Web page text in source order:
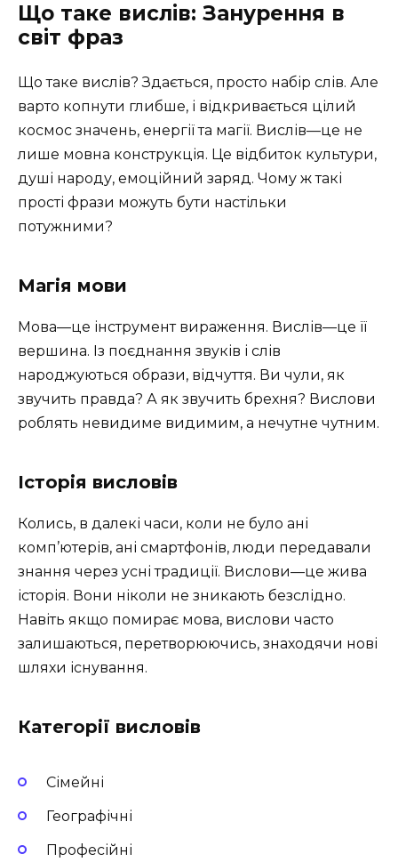
Що таке вислів: Занурення в
світ фраз
Що таке вислів? Здається, просто набір слів. Але
варто копнути глибше, і відкривається цілий
космос значень, енергії та магії. Вислів—це не
лише мовна конструкція. Це відбиток культури,
душі народу, емоційний заряд. Чому ж такі
прості фрази можуть бути настільки
потужними?
Магія мови
Мова—це інструмент вираження. Вислів—це її
вершина. Із поєднання звуків і слів
народжуються образи, відчуття. Ви чули, як
звучить правда? А як звучить брехня? Вислови
роблять невидиме видимим, а нечутне чутним.
Історія висловів
Колись, в далекі часи, коли не було ані
комп’ютерів, ані смартфонів, люди передавали
знання через усні традиції. Вислови—це жива
історія. Вони ніколи не зникають безслідно.
Навіть якщо помирає мова, вислови часто
залишаються, перетворюючись, знаходячи нові
шляхи існування.
Категорії висловів
Сімейні
Географічні
Професійні